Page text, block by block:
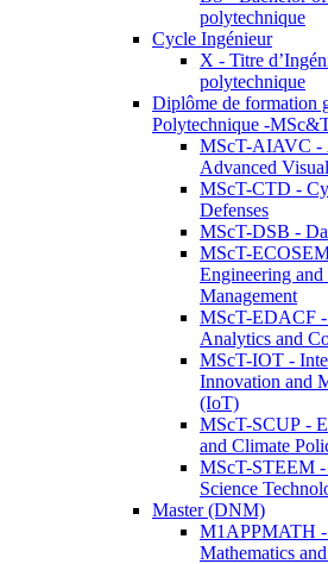
polytechnique
Cycle Ingénieur
X - Titre
polytechnique
Diplôme de formation
Polytechnique -
MScT-AIAVC -
Advanced
MScT-CTD -
Defenses
MScT-DSB -
MScT-
Engineering
Management
MScT-EDACF -
Analytics and
MScT-IOT -
Innovation and
(IoT)
MScT-SCUP -
and Climate
MScT-STEEM
Science
Master (DNM)
M1APPMATH
Mathematics